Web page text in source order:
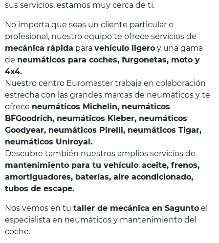
sus servicios, estamos muy cerca de ti.
No importa que seas un cliente particular o
profesional, nuestro equipo te ofrece servicios de
mecánica rápida para vehículo ligero y una gama
de neumáticos para coches, furgonetas, moto y
4x4.
Nuestro centro Euromaster trabaja en colaboración
estrecha con las grandes marcas de neumáticos y te
ofrece neumáticos Michelin, neumáticos
BFGoodrich, neumáticos Kleber, neumáticos
Goodyear, neumáticos Pirelli, neumáticos Tigar,
neumáticos Uniroyal.
Descubre también nuestros amplios servicios de
mantenimiento para tu vehículo: aceite, frenos,
amortiguadores, baterías, aire acondicionado,
tubos de escape.
Nos vemos en tu taller de mecánica en Sagunto el
especialista en neumáticos y mantenimiento del
coche.